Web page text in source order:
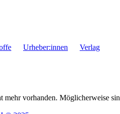
Urheber:innen Verlag
mehr vorhanden. Möglicherweise